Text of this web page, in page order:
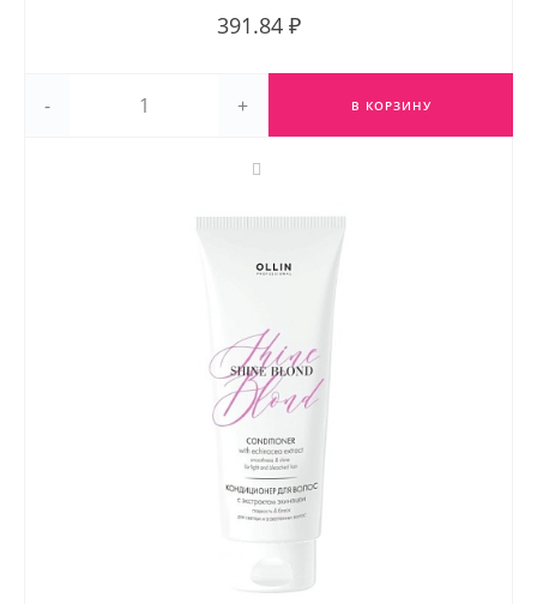
391.84 ₽
- + В КОРЗИНУ